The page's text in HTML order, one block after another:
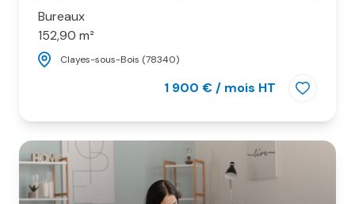
Bureaux
152,90 m²
Clayes-sous-Bois (78340)
1 900 € / mois HT